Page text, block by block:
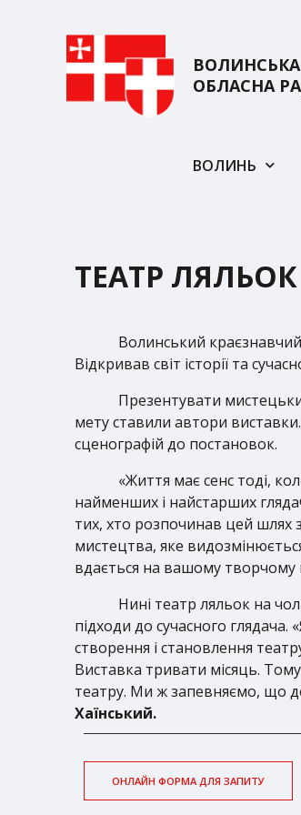
ВОЛИНСЬКА
ОБЛАСНА
ВОЛИНЬ
ТЕАТР ЛЯЛЬОК
Волинський
Відкривав світ історії та
Презентувати
мету ставили автори
сценографій до постановок.
«Життя має сенс тоді,
найменших і найстарших
тих, хто розпочинав цей шлях
мистецтва, яке
вдається на вашому
Нині театр ляльок на
підходи до сучасного
створення і становлення
Виставка тривати місяць.
театру. Ми ж запевняємо, що
Хаїнський.
ОНЛАЙН ФОРМА ДЛЯ ЗАПИТУ